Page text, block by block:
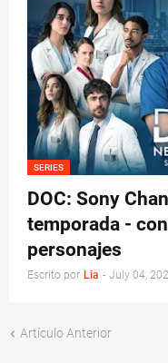
SERIES
DOC: Sony
temporada -
personajes
Escrito por Lia - July 04,
Artículo Anterior